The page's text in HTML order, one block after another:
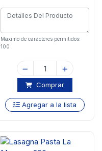
Maximo de caracteres permitidos:
100
Comprar
Agregar a la lista